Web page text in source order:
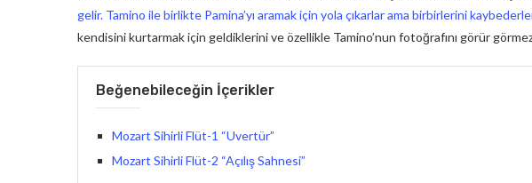
gelir. Tamino ile birlikte Pamina’yı aramak için yola çıkarlar ama birbirlerini
kendisini kurtarmak için geldiklerini ve özellikle Tamino’nun fotoğrafını görür
Beğenebileceğin İçerikler
Mozart Sihirli Flüt-1 “Uvertür”
Mozart Sihirli Flüt-2 “Açılış Sahnesi”